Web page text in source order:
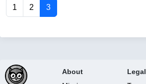
1 2 3
About
Legal